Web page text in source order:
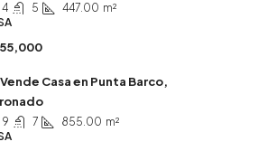
4 5 447.00 m²
Casa en Punta Barco,
9 7 855.00 m²